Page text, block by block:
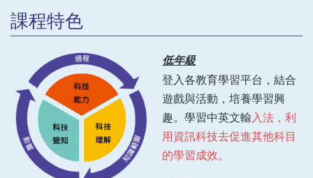
課程特色
低年級
登入各教育學習平台，結合
遊戲與活動，培養學習興
趣。學習中英文輸入法，利
用資訊科技去促進其他科目
的學習成效。